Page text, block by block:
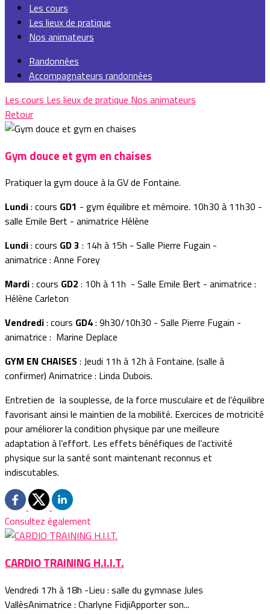
Les cours
Les lieux de pratique
Nos animateurs
Randonnées
Accompagnateurs randonnées
Les cours Les lieux de pratique Nos animateurs
Retour
Gym douce et gym en chaises
Pratiquer la gym douce à la GV de Fontaine.
Lundi: cours GD1 - gym équilibre et mémoire. 10h30 à 11h30 -
salle Emile Bert - animatrice Hélène
Lundi: cours GD 3 : 14h à 15h - Salle Pierre Fugain -
animatrice : Anne Forey
Mardi: cours GD2 : 10h à 11h - Salle Emile Bert - animatrice :
Hélène Carleton
Vendredi: cours GD4: 9h30/10h30 - Salle Pierre Fugain -
animatrice : Marine Deplace
GYM EN CHAISES: Jeudi 11h à 12h à Fontaine. (salle à
confirmer) Animatrice : Linda Dubois.
Entretien de la souplesse, de la force musculaire et de l'équilibre
favorisant ainsi le maintien de la mobilité. Exercices de motricité
pour améliorer la condition physique par une meilleure
adaptation à l’effort. Les effets bénéfiques de l’activité
physique sur la santé sont maintenant reconnus et
indiscutables.
Consultez également
CARDIO TRAINING H.I.I.T.
Vendredi 17h à 18h -Lieu : salle du gymnase Jules
VallèsAnimatrice : Charlyne FidjiApporter son...